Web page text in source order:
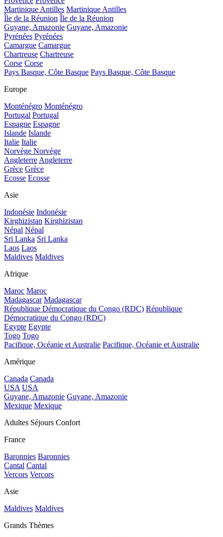
Martinique Antilles Martinique Antilles
Île de la Réunion Île de la Réunion
Guyane, Amazonie Guyane, Amazonie
Pyrénées Pyrénées
Camargue Camargue
Chartreuse Chartreuse
Corse Corse
Pays Basque, Côte Basque Pays Basque, Côte Basque
Europe
Monténégro Monténégro
Portugal Portugal
Espagne Espagne
Islande Islande
Italie Italie
Norvège Norvège
Angleterre Angleterre
Grèce Grèce
Ecosse Ecosse
Asie
Indonésie Indonésie
Kirghizistan Kirghizistan
Népal Népal
Sri Lanka Sri Lanka
Laos Laos
Maldives Maldives
Afrique
Maroc Maroc
Madagascar Madagascar
République Démocratique du Congo (RDC) République
Démocratique du Congo (RDC)
Egypte Egypte
Togo Togo
Pacifique, Océanie et Australie Pacifique, Océanie et Australie
Amérique
Canada Canada
USA USA
Guyane, Amazonie Guyane, Amazonie
Mexique Mexique
Adultes Séjours Confort
France
Baronnies Baronnies
Cantal Cantal
Vercors Vercors
Asie
Maldives Maldives
Grands Thèmes